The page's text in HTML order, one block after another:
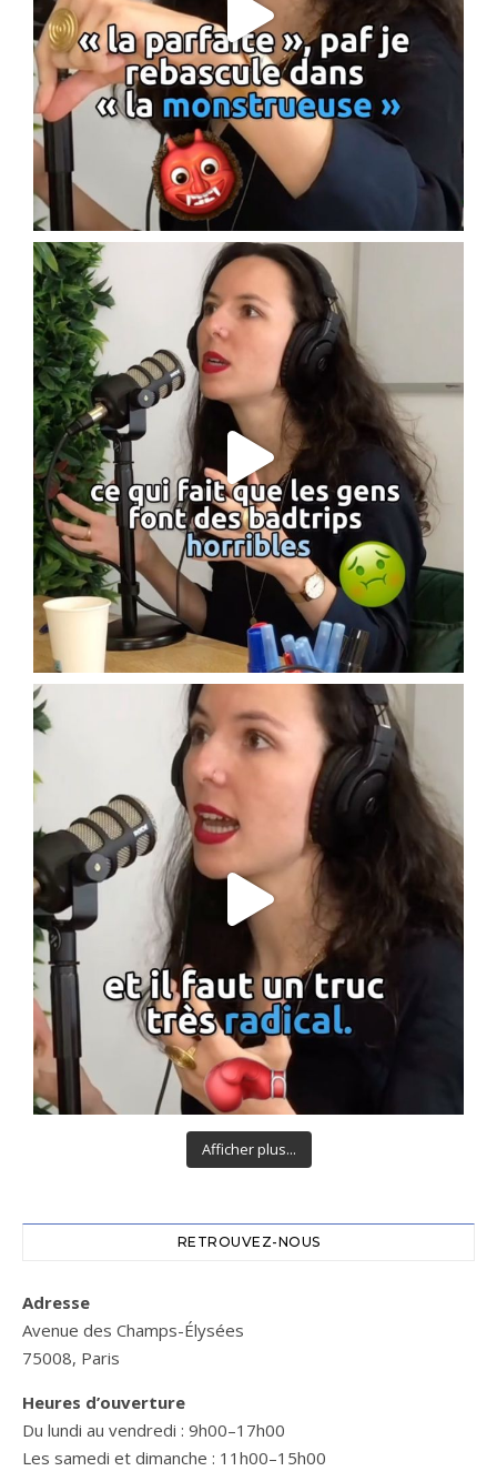
Afficher plus...
RETROUVEZ-NOUS
Adresse
Avenue des Champs-Élysées
75008, Paris
Heures d’ouverture
Du lundi au vendredi : 9h00–17h00
Les samedi et dimanche : 11h00–15h00